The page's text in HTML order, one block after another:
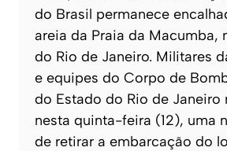
do Brasil permanece
areia da Praia da Macumba,
do Rio de Janeiro. Militares
e equipes do Corpo de
do Estado do Rio de Janeiro
nesta quinta-feira (12), uma
de retirar a embarcação do